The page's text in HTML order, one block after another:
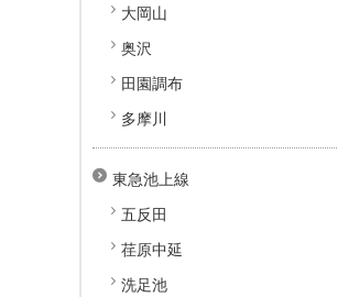
大岡山
奥沢
田園調布
多摩川
東急池上線
五反田
荏原中延
洗足池